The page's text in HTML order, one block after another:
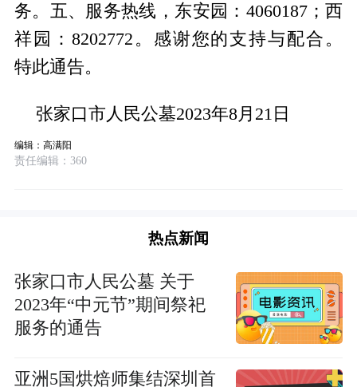
务。五、服务热线，东安园：4060187；西
祥园：8202772。感谢您的支持与配合。
特此通告。
张家口市人民公墓2023年8月21日
编辑：高满阳
责任编辑：360
热点新闻
张家口市人民公墓 关于
2023年“中元节”期间祭祀
服务的通告
亚洲5国烘焙师集结深圳首